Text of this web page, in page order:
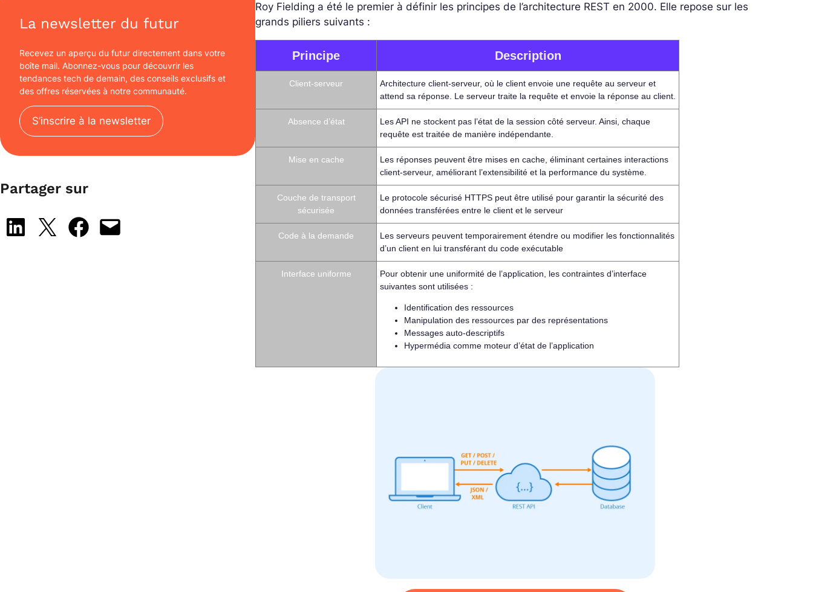
La newsletter du futur
Recevez un aperçu du futur directement dans votre
boîte mail. Abonnez-vous pour découvrir les
tendances tech de demain, des conseils exclusifs et
des offres réservées à notre communauté.
S’inscrire à la newsletter
Partager sur
Share on LinkedIn
Share on X Share on Facebook
Email this Page
Roy Fielding a été le premier à définir les principes de l’architecture REST en 2000. Elle repose sur les
grands piliers suivants :
Principe Description
Client-serveur
Architecture client-serveur, où le client envoie une requête au serveur et
attend sa réponse. Le serveur traite la requête et envoie la réponse au client.
Absence d’état
Les API ne stockent pas l’état de la session côté serveur. Ainsi, chaque
requête est traitée de manière indépendante.
Mise en cache
Les réponses peuvent être mises en cache, éliminant certaines interactions
client-serveur, améliorant l’extensibilité et la performance du système.
Couche de transport
sécurisée
Le protocole sécurisé HTTPS peut être utilisé pour garantir la sécurité des
données transférées entre le client et le serveur
Code à la demande
Les serveurs peuvent temporairement étendre ou modifier les fonctionnalités
d’un client en lui transférant du code exécutable
Interface uniforme
Pour obtenir une uniformité de l’application, les contraintes d’interface
suivantes sont utilisées :
Identification des ressources
Manipulation des ressources par des représentations
Messages auto-descriptifs
Hypermédia comme moteur d’état de l’application